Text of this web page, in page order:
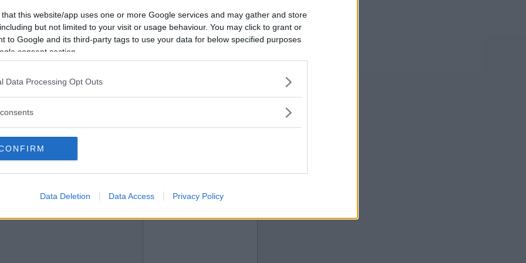
that this website/app uses one or more Google services and may gather and store
but not limited to your visit or usage behaviour. You may click to grant or
to Google and its third-party tags to use your data for below specified purposes
consent section.
Data Processing Opt Outs
Data Deletion Data Access Privacy Policy
2023-08-06 10:45
Vill du bli
medlem?